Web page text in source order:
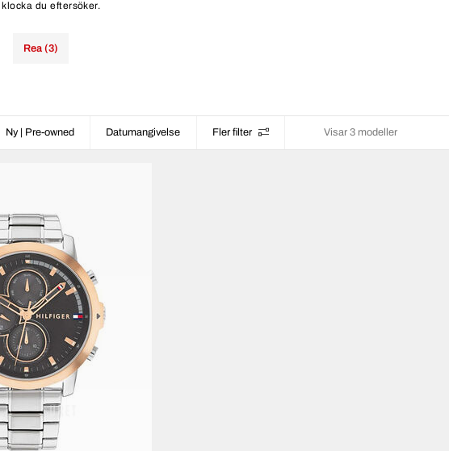
du eftersöker.
Rea (3)
Ny | Pre-owned Datumangivelse Fler filter Visar 3 modeller